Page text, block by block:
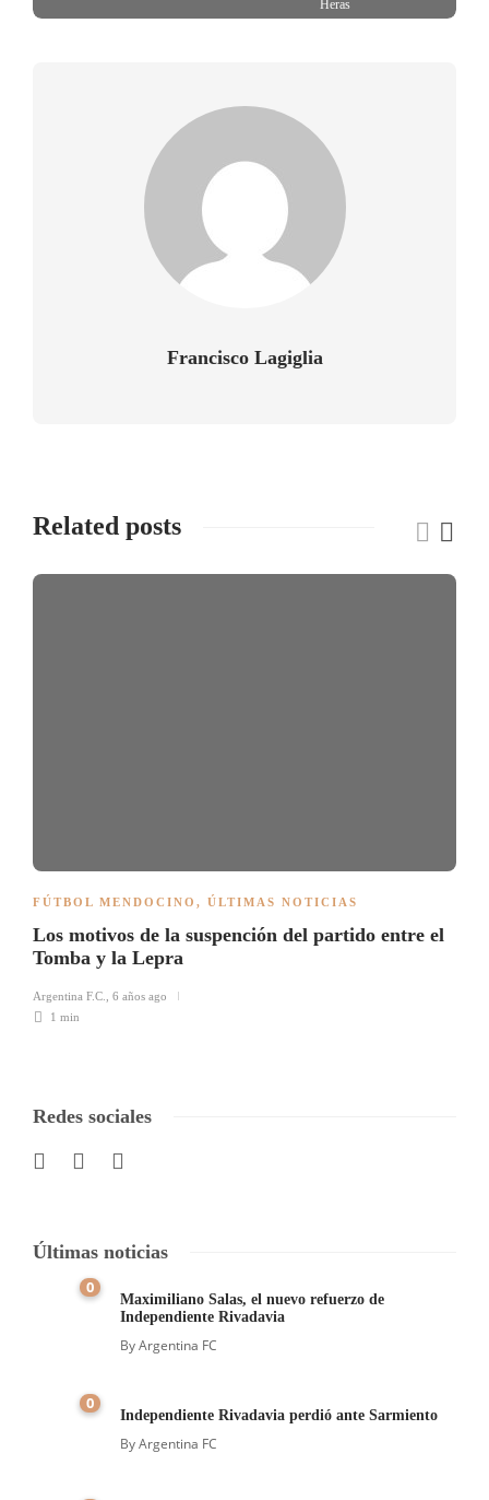
Heras
Francisco Lagiglia
Related posts
FÚTBOL MENDOCINO , ÚLTIMAS NOTICIAS
Los motivos de la suspención del partido entre el
Tomba y la Lepra
Argentina F.C.
6 años ago
1 min
Redes sociales
Últimas noticias
0
Maximiliano Salas, el nuevo refuerzo de
Independiente Rivadavia
ByArgentina FC
0
Independiente Rivadavia perdió ante Sarmiento
ByArgentina FC